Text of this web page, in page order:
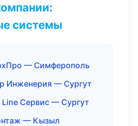
системы
— Симферополь
Инженерия — Сургут
Line Сервис — Сургут
— Кызыл